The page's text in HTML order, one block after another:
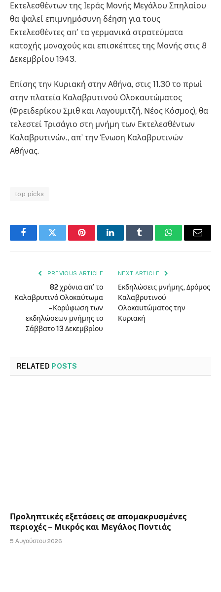
Εκτελεσθέντων της Ιεράς Μονής Μεγάλου Σπηλαίου
θα ψαλεί επιμνημόσυνη δέηση για τους
Εκτελεσθέντες απ’ τα γερμανικά στρατεύματα
κατοχής μοναχούς και επισκέπτες της Μονής στις 8
Δεκεμβρίου 1943.
Επίσης την Κυριακή στην Αθήνα, στις 11.30 το πρωί
στην πλατεία Καλαβρυτινού Ολοκαυτώματος
(Φρειδερίκου Σμιθ και Λαγουμιτζή, Νέος Κόσμος), θα
τελεστεί Τρισάγιο στη μνήμη των Εκτελεσθέντων
Καλαβρυτινών., απ’ την Ένωση Καλαβρυτινών
Αθήνας.
top picks
FacebookTwitter PinterestLinkedInTumblr WhatsAppEmail
PREVIOUS ARTICLE
82 χρόνια απ’ το
Καλαβρυτινό Ολοκαύτωμα
– Κορύφωση των
εκδηλώσεων μνήμης το
Σάββατο 13 Δεκεμβρίου
NEXT ARTICLE
Εκδηλώσεις μνήμης, Δρόμος
Καλαβρυτινού
Ολοκαυτώματος την
Κυριακή
RELATED POSTS
Προληπτικές εξετάσεις σε απομακρυσμένες
περιοχές – Μικρός και Μεγάλος Ποντιάς
5 Αυγούστου 2026